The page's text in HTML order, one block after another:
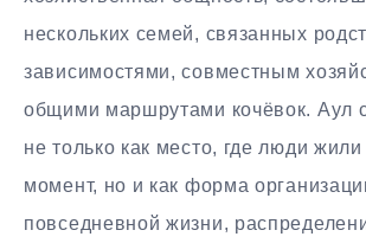
нескольких семей, связанных
зависимостями, совместным
общими маршрутами кочёвок. Аул
не только как место, где люди
момент, но и как форма
повседневной жизни,